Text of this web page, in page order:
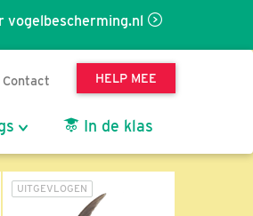
vogelbescherming.nl
Contact HELP MEE
In de klas
UITGEVLOGEN